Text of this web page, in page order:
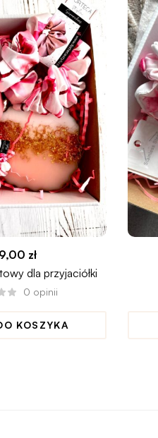
zł
dla przyjaciółki
0 opinii
KOSZYKA